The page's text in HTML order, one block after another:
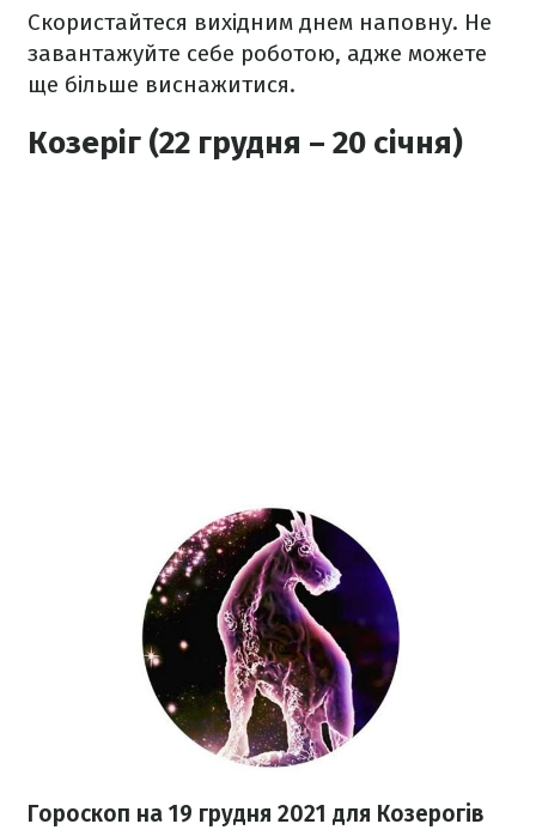
Скористайтеся вихідним днем наповну. Не
завантажуйте себе роботою, адже можете
ще більше виснажитися.
Козеріг (22 грудня – 20 січня)
Гороскоп на 19 грудня 2021 для Козерогів